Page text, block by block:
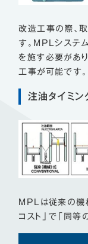
改造工事の際、
す。MPLシステ
を施す必要があ
工事が可能です
注油タイミン
MPLは従来の機
コスト」で「同